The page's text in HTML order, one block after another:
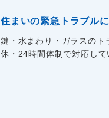
住まいの緊急トラブル
鍵・水まわり・ガラスの
休・24時間体制で対応し